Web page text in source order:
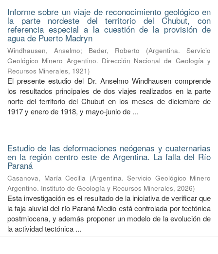
Informe sobre un viaje de reconocimiento geológico en
la parte nordeste del territorio del Chubut, con
referencia especial a la cuestión de la provisión de
agua de Puerto Madryn
Windhausen, Anselmo; Beder, Roberto (Argentina. Servicio
Geológico Minero Argentino. Dirección Nacional de Geología y
Recursos Minerales, 1921)
El presente estudio del Dr. Anselmo Windhausen comprende
los resultados principales de dos viajes realizados en la parte
norte del territorio del Chubut en los meses de diciembre de
1917 y enero de 1918, y mayo-junio de ...
Estudio de las deformaciones neógenas y cuaternarias
en la región centro este de Argentina. La falla del Río
Paraná
Casanova, María Cecilia (Argentina. Servicio Geológico Minero
Argentino. Instituto de Geología y Recursos Minerales, 2026)
Esta investigación es el resultado de la iniciativa de verificar que
la faja aluvial del río Paraná Medio está controlada por tectónica
postmiocena, y además proponer un modelo de la evolución de
la actividad tectónica ...